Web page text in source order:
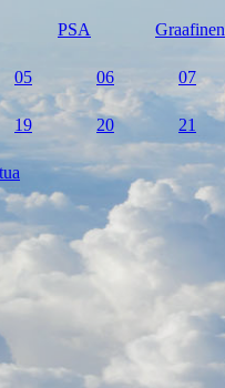
PSA Graafinen
05 06 07
19 20 21